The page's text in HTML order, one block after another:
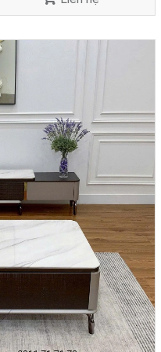
rẻ tại Nhà Decor?